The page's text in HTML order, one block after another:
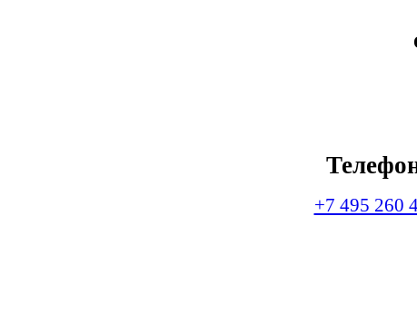
+7 495 260